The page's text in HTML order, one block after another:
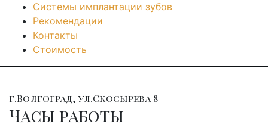
Системы имплантации зубов
Рекомендации
Контакты
Стоимость
г.Волгоград, ул.Скосырева 8
Часы работы